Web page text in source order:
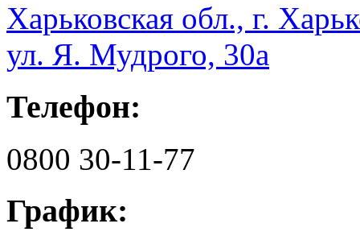
Харьковская обл., г.
ул. Я. Мудрого, 30а
Телефон:
0800 30-11-77
График: